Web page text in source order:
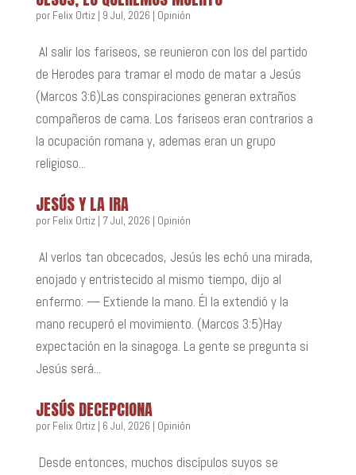
por Felix Ortiz| 9 Jul, 2026 | Opinión
Al salir los fariseos, se reunieron con los del partido
de Herodes para tramar el modo de matar a Jesús
(Marcos 3:6)Las conspiraciones generan extraños
compañeros de cama. Los fariseos eran contrarios a
la ocupación romana y, ademas eran un grupo
religioso...
JESÚS Y LA IRA
por Felix Ortiz| 7 Jul, 2026 | Opinión
Al verlos tan obcecados, Jesús les echó una mirada,
enojado y entristecido al mismo tiempo, dijo al
enfermo: — Extiende la mano. Él la extendió y la
mano recuperó el movimiento. (Marcos 3:5)Hay
expectación en la sinagoga. La gente se pregunta si
Jesús será...
JESÚS DECEPCIONA
por Felix Ortiz| 6 Jul, 2026 | Opinión
Desde entonces, muchos discípulos suyos se